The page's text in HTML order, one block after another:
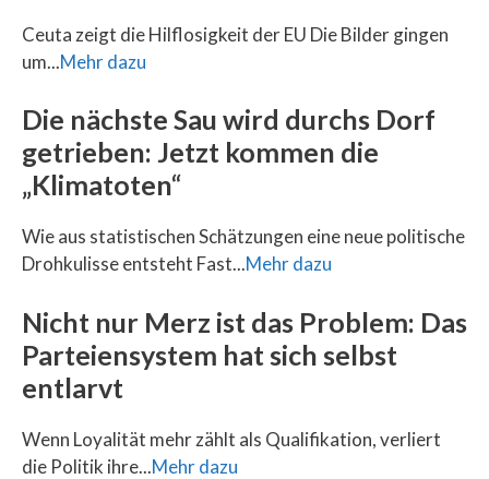
Ceuta zeigt die Hilflosigkeit der EU Die Bilder gingen
um...Mehr dazu
Die nächste Sau wird durchs Dorf
getrieben: Jetzt kommen die
„Klimatoten“
Wie aus statistischen Schätzungen eine neue politische
Drohkulisse entsteht Fast...Mehr dazu
Nicht nur Merz ist das Problem: Das
Parteiensystem hat sich selbst
entlarvt
Wenn Loyalität mehr zählt als Qualifikation, verliert
die Politik ihre...Mehr dazu